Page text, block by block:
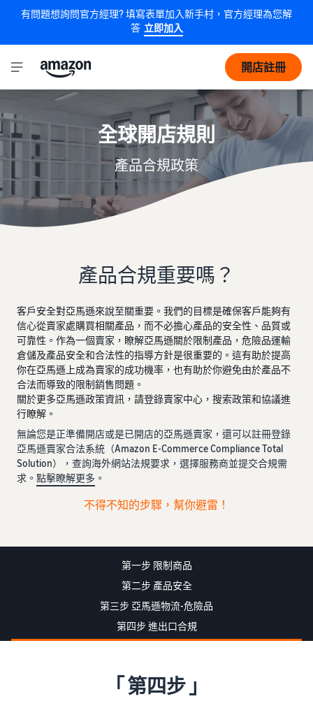
有問題想詢問官方經理? 填寫表單加入新手村，官方經理為您解
答 立即加入
開店註冊
全球開店規則
產品合規政策
產品合規重要嗎？
客戶安全對亞馬遜來說至關重要。我們的目標是確保客戶能夠有
信心從賣家處購買相關產品，而不必擔心產品的安全性、品質或
可靠性。作為一個賣家，瞭解亞馬遜關於限制產品，危險品運輸
倉儲及產品安全和合法性的指導方針是很重要的。這有助於提高
你在亞馬遜上成為賣家的成功機率，也有助於你避免由於產品不
合法而導致的限制銷售問題。
關於更多亞馬遜政策資訊，請登錄賣家中心，搜索政策和協議進
行瞭解。
無論您是正準備開店或是已開店的亞馬遜賣家，還可以註冊登錄
亞馬遜賣家合法系統（Amazon E-Commerce Compliance Total
Solution），查詢海外網站法規要求，選擇服務商並提交合規需
求。 點擊瞭解更多 。
不得不知的步驟，幫你避雷！
第一步 限制商品
第二步 產品安全
第三步 亞馬遜物流-危險品
第四步 進出口合規
「 第四步 」